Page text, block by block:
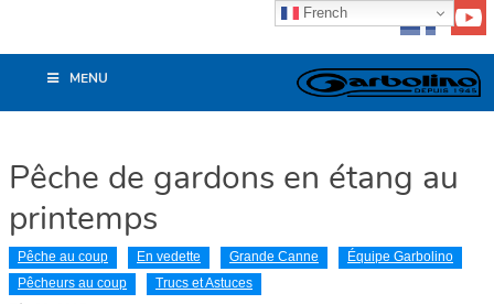
MENU
Pêche de gardons en étang au
printemps
Pêche au coup En vedette Grande Canne
Équipe Garbolino
Pêcheurs au coup
Trucs et Astuces
French